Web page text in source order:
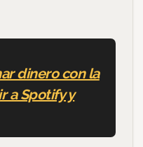
dinero con la
a Spotify y